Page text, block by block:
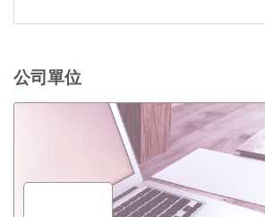
公司單位